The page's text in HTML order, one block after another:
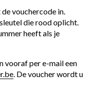
vouchercode in.
die rood oplicht.
heeft als je
vooraf per e-mail een
. De voucher wordt u